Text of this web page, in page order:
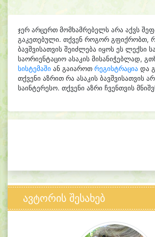
ჯერ არცერთ მომხამრებელს არა აქვს
გაკეთებული. თქვენ როგორ გფიქრობთ,
ბავშვისათვის შეიძლება იყოს ეს ლექსი
საორიენტაციო ასაკის მისანიჭებლად,
სისტემაში ან გაიაროთ რეგისტრაცია და
თქვენი აზრით რა ასაკის ბავშვისათვის
საინტერესო. თქვენი აზრი ჩვენთვის
ავტორის შესახებ